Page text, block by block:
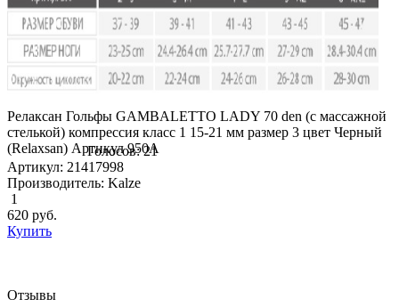
Релаксан Гольфы GAMBALETTO LADY 70 den (с массажной
стелькой) компрессия класс 1 15-21 мм размер 3 цвет Черный
(Relaxsan) Артикул 950A
Голосов: 21
Артикул: 21417998
Производитель: Kalze
1
620 руб.
Купить
Отзывы